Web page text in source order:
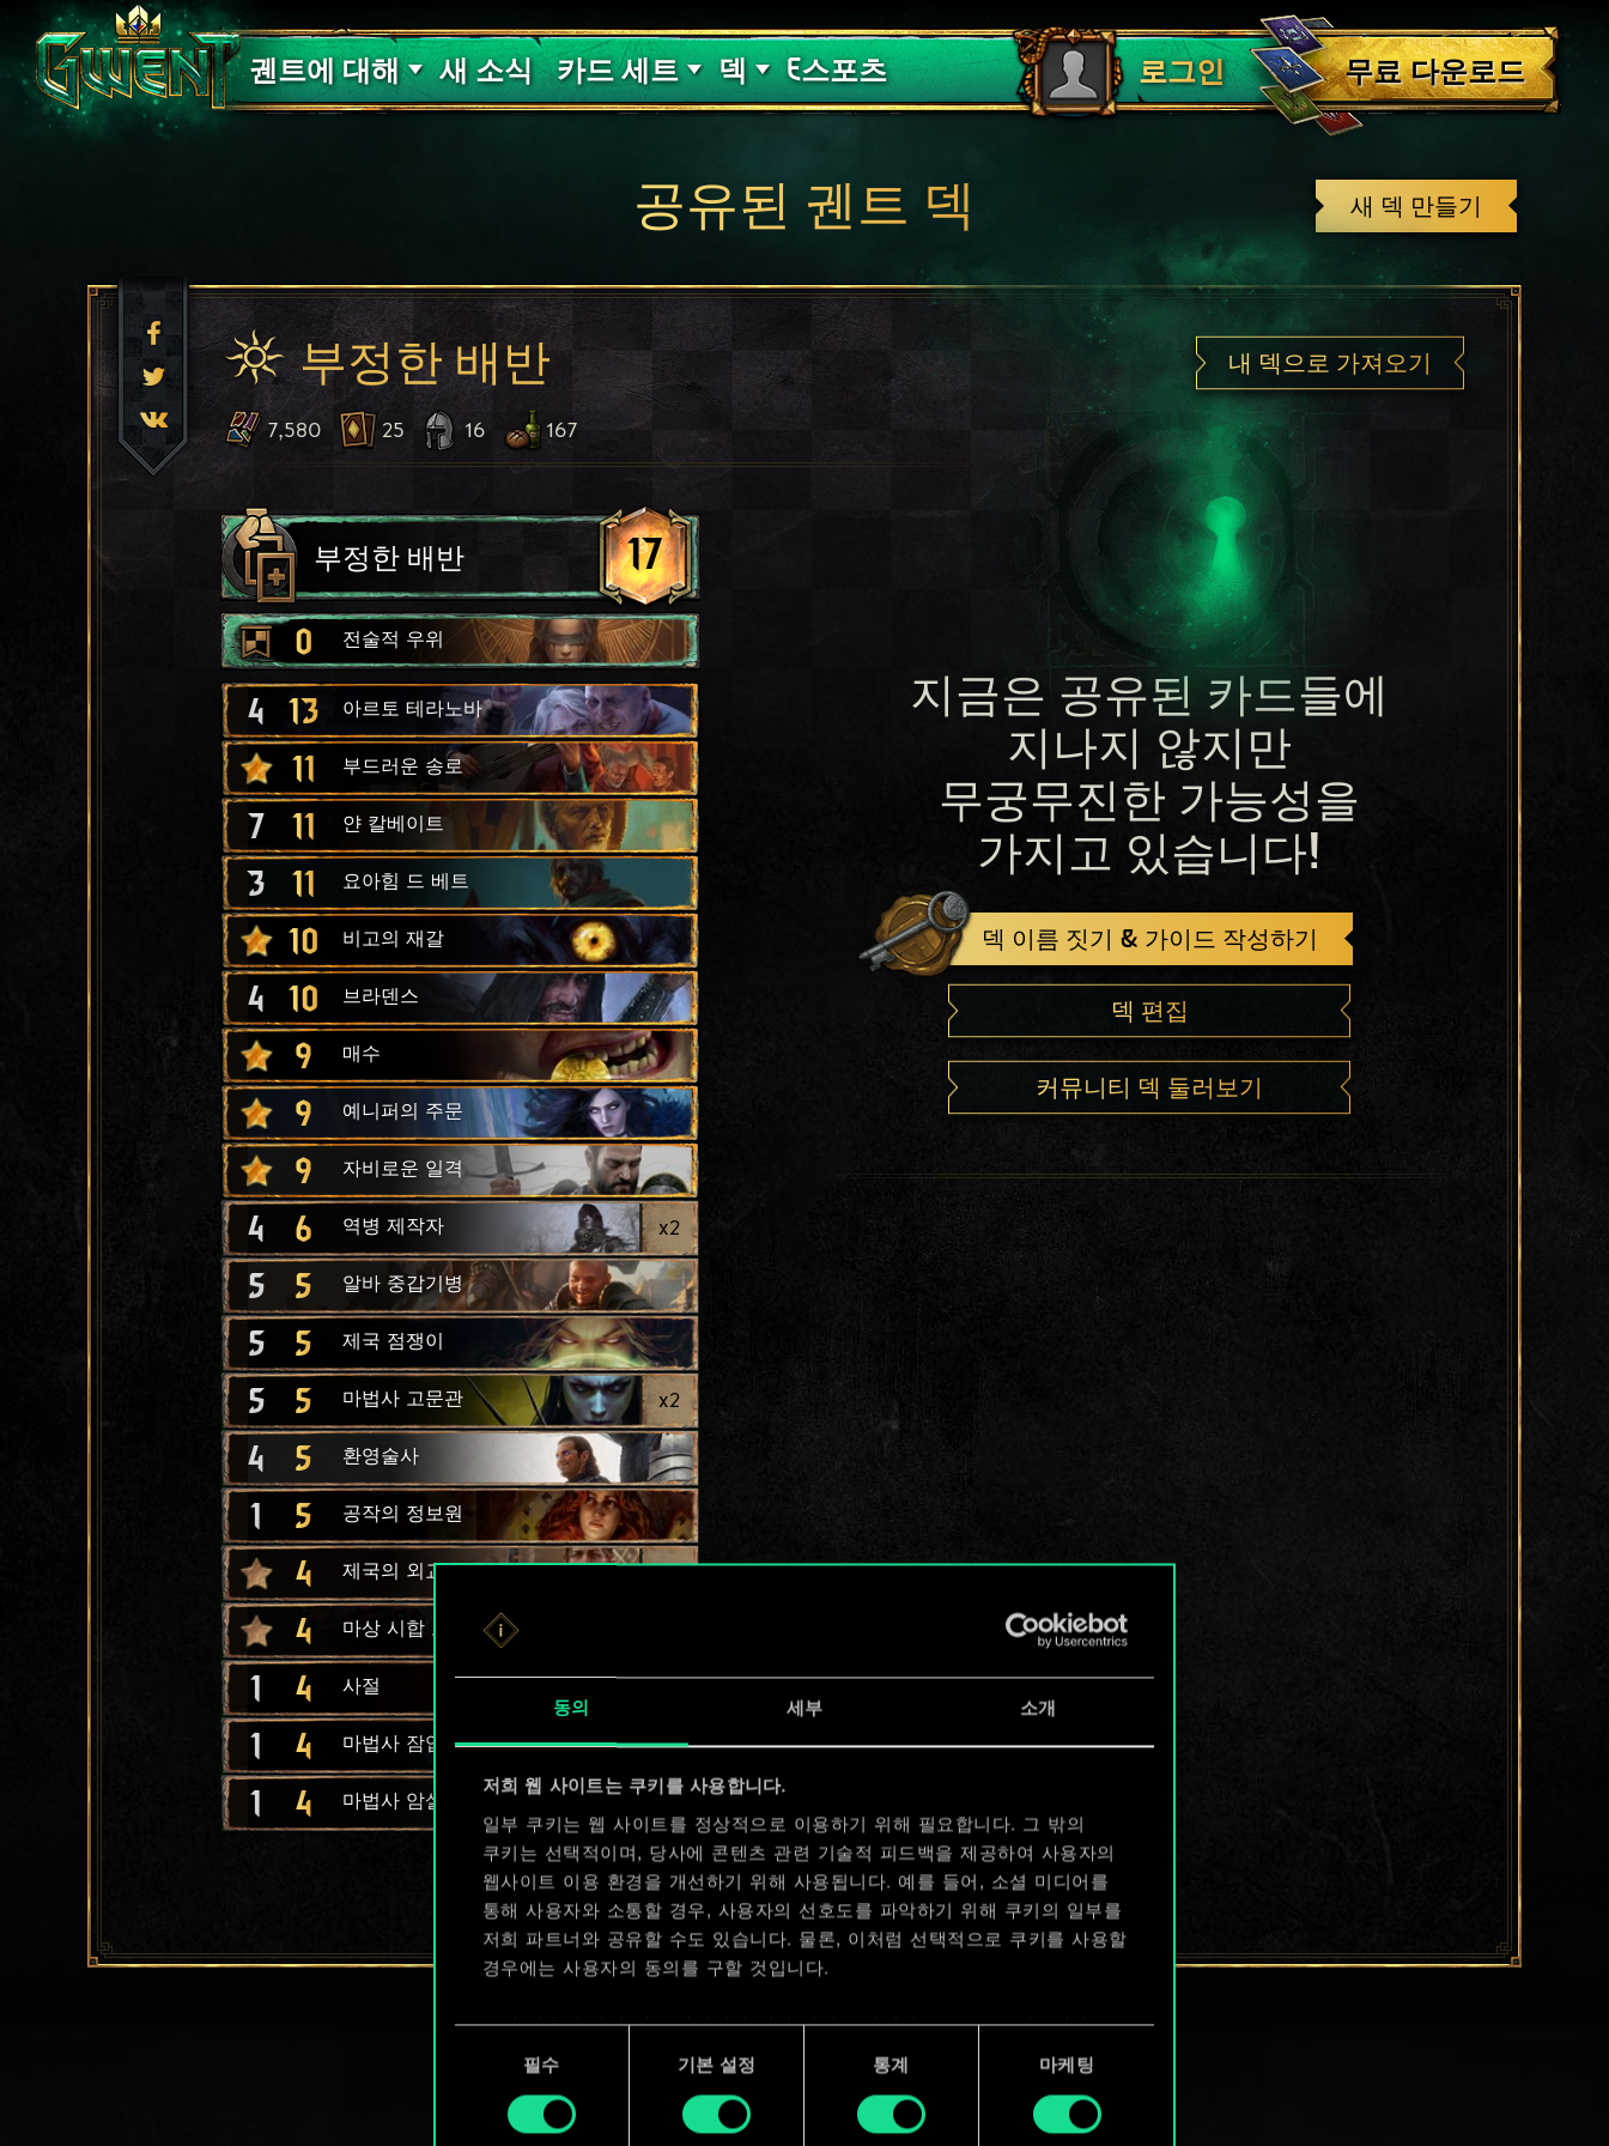
동의 세부 소개
저희 웹 사이트는 쿠키를 사용합니다.
일부 쿠키는 웹 사이트를 정상적으로 이용하기 위해 필요합니다. 그 밖의
쿠키는 선택적이며, 당사에 콘텐츠 관련 기술적 피드백을 제공하여 사용자의
웹사이트 이용 환경을 개선하기 위해 사용됩니다. 예를 들어, 소셜 미디어를
통해 사용자와 소통할 경우, 사용자의 선호도를 파악하기 위해 쿠키의 일부를
저희 파트너와 공유할 수도 있습니다. 물론, 이처럼 선택적으로 쿠키를 사용할
경우에는 사용자의 동의를 구할 것입니다.
쿠키 사용에 관한 세부 사항이나 관련 설정은 아래의 "Settings" 메뉴에서
확인할 수 있습니다.
필수 기본 설정 통계 마케팅
궨트에 대해
고객 지원
새 소식 카드 세트
핏빛 저주
덱
덱 가이드
E스포츠 로그인
로그아웃
무료 다운로드
새 덱 만들기
공유된 궨트 덱
부정한 배반 내 덱으로 가져오기
7,580 25 16 167
부정한 배반 17
0 전술적 우위
4 13 아르토 테라노바
11 부드러운 송로
7 11 얀 칼베이트
3 11 요아힘 드 베트
10 비고의 재갈
4 10 브라덴스
9 매수
9 예니퍼의 주문
9 자비로운 일격
4 6 역병 제작자 x2
5 5 알바 중갑기병
5 5 제국 점쟁이
5 5 마법사 고문관 x2
4 5 환영술사
1 5 공작의 정보원
4 제국의 외교 x2
4 마상 시합 토너먼트
1 4 사절
1 4 마법사 잠입자
1 4 마법사 암살자
지금은 공유된 카드들에
지나지 않지만
무궁무진한 가능성을
가지고 있습니다!
덱 이름 짓기 & 가이드 작성하기
덱 편집
커뮤니티 덱 둘러보기